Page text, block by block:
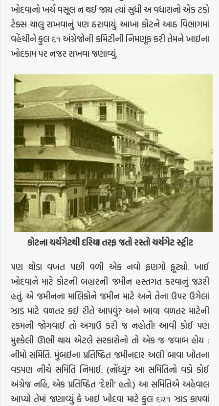
ખોદવાનો ખર્ચ વસૂલ ન થઈ જાય ત્યાં સુધી અ વધારાનો એક ટકો
ટેક્સ ચાલુ રાખવાનું પણ ઠરાવાયું. આખા કોટને આઠ વિભાગમાં
વહેંચીને કુલ ૬૧ અંગ્રેજોની કમિટીની નિમણૂક કરી તેમને ખાઈના
ખોદકામ પર નજર રાખવા જણાવ્યું.
કોટના ચર્ચગેટથી દરિયા તરફ જતો રસ્તો ચર્ચગેટ સ્ટ્રીટ
પણ થોડા વખત પછી વળી એક નવો ફણગો ફૂટ્યો. ખાઈ
ખોદવાને માટે કોટની બહારની જમીન હસ્તગત કરવાનું જરૂરી
હતું. એ જમીનના માલિકોને જમીન માટે અને તેના ઉપર ઉગેલાં
ઝાડ માટે વળતર કઈ રીતે આપવું? અને આવા વળતર માટેની
રકમની જોગવાઈ તો અગાઉ કરી જ નહોતી! આવી કોઈ પણ
મુશ્કેલી ઊભી થાય એટલે સરકારોનો તો એક જ જવાબ હોય :
નીમો સમિતિ. મુંબઈના પ્રતિષ્ઠિત જમીનદાર અલી બાવા ખોતના
વડપણ નીચે સમિતિ નિમાઈ. (નોંધ્યું? આ સમિતિનો વડો કોઈ
અંગ્રેજ નહિ, એક પ્રતિષ્ઠિત ‘દેશી’ હતો.) આ સમિતિએ અહેવાલ
આપ્યો તેમાં જણાવ્યું કે ખાઈ ખોદવા માટે કુલ ૬૨૧ ઝાડ કાપવાં